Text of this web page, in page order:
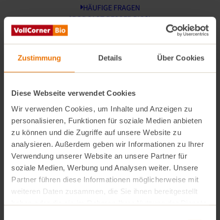
Zustimmung Details Über Cookies
Diese Webseite verwendet Cookies
Wir verwenden Cookies, um Inhalte und Anzeigen zu
personalisieren, Funktionen für soziale Medien anbieten
zu können und die Zugriffe auf unsere Website zu
analysieren. Außerdem geben wir Informationen zu Ihrer
Verwendung unserer Website an unsere Partner für
soziale Medien, Werbung und Analysen weiter. Unsere
Partner führen diese Informationen möglicherweise mit
weiteren Daten zusammen, die Sie ihnen bereitgestellt
haben oder die sie im Rahmen Ihrer Nutzung der Dienste
HÄUFIGE FRAGEN
PODCAST BESSER BIO?!
VINO ONLINESHOP
Sag uns jetzt, was du denkst und gewinne einen von
zehn 30 € VollCorner Gutscheinen!
Die Umfrage ist anonym, auch wenn du am
Gewinnspiel teilnimmst – deine Antworten werden
nicht deinem E-Mail-Kontakt zugeordnet.
Du kannst bis zum 31. Dezember an der Umfrage und
dem Gewinnspiel teilnehmen.
Hier geht’s zur Umfrage.